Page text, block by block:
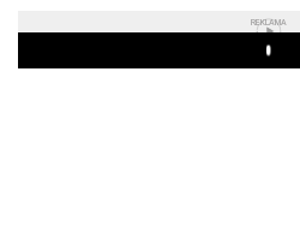
REKLAMA
Play